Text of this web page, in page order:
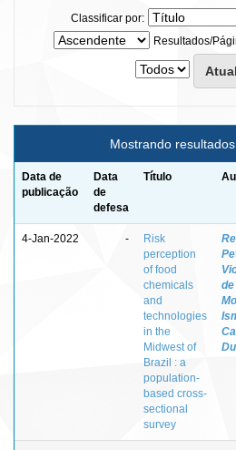
Classificar por:
Resultados/
Mostrando
Data de
publicação
Data
de
defesa
Título
4-Jan-2022 -
Risk
perception
of food
chemicals
and
technologies
in the
Midwest of
Brazil : a
population-
based cross-
sectional
survey
de